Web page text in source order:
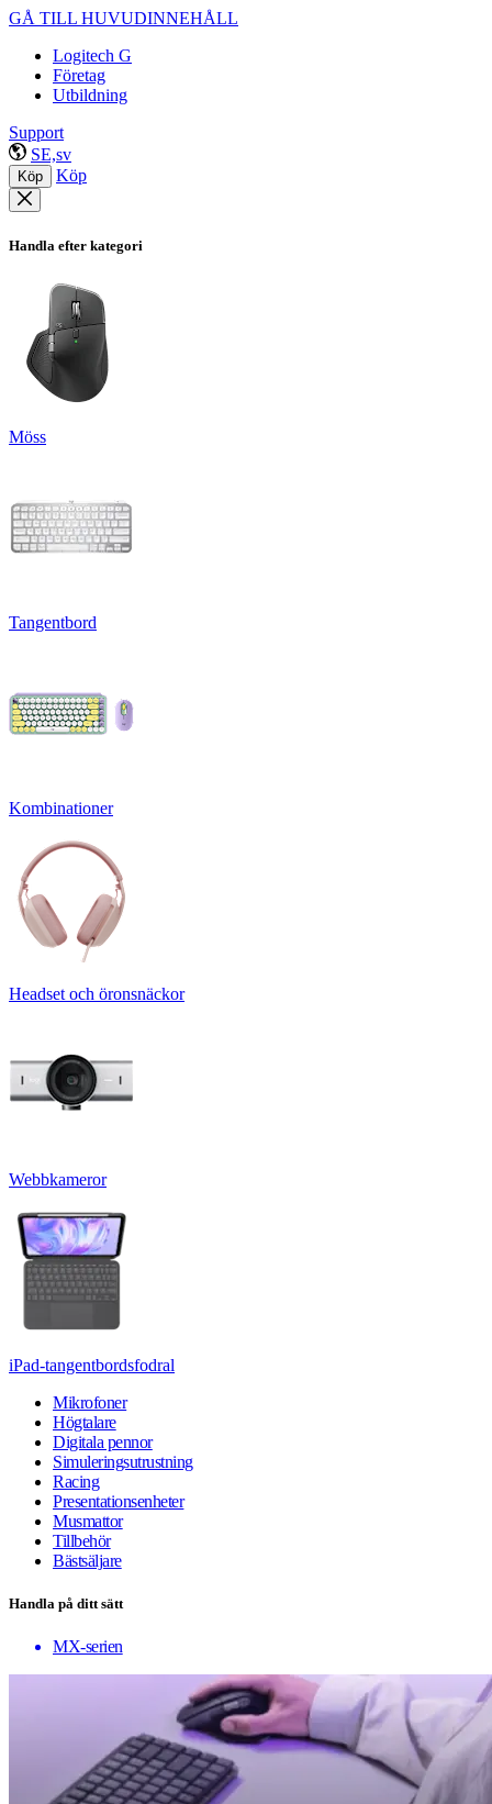
GÅ TILL HUVUDINNEHÅLL
Logitech G
Företag
Utbildning
Support
SE,sv
Köp Köp
Handla efter kategori
Möss
Tangentbord
Kombinationer
Headset och öronsnäckor
Webbkameror
iPad-tangentbordsfodral
Mikrofoner
Högtalare
Digitala pennor
Simuleringsutrustning
Racing
Presentationsenheter
Musmattor
Tillbehör
Bästsäljare
Handla på ditt sätt
MX-serien